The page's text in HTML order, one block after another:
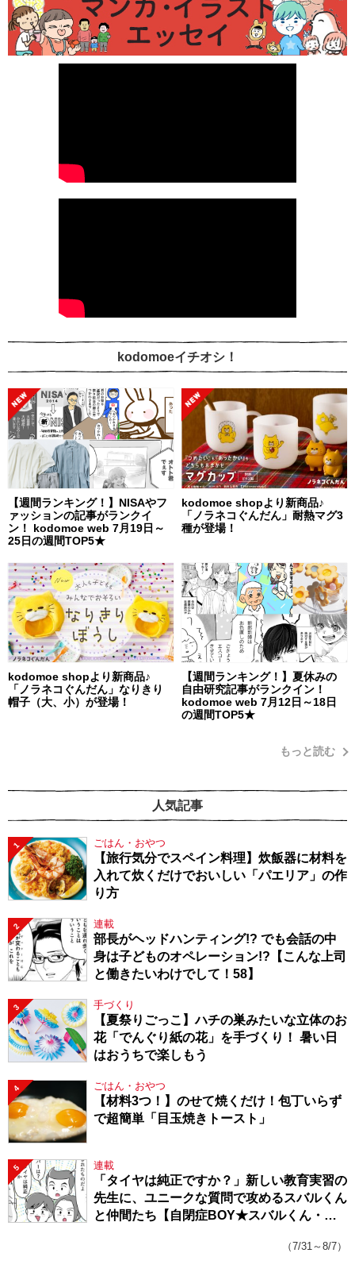
kodomoeイチオシ！
【週間ランキング！】NISAやフ
ァッションの記事がランクイ
ン！ kodomoe web 7月19日～
25日の週間TOP5★
kodomoe shopより新商品♪
「ノラネコぐんだん」耐熱マグ3
種が登場！
kodomoe shopより新商品♪
「ノラネコぐんだん」なりきり
帽子（大、小）が登場！
【週間ランキング！】夏休みの
自由研究記事がランクイン！
kodomoe web 7月12日～18日
の週間TOP5★
もっと読む
人気記事
1 ごはん・おやつ
【旅行気分でスペイン料理】炊飯器に材料を
入れて炊くだけでおいしい「パエリア」の作
り方
2 連載
部長がヘッドハンティング!? でも会話の中
身は子どものオペレーション!?【こんな上司
と働きたいわけでして！58】
3 手づくり
【夏祭りごっこ】ハチの巣みたいな立体のお
花「でんぐり紙の花」を手づくり！ 暑い日
はおうちで楽しもう
4 ごはん・おやつ
【材料3つ！】のせて焼くだけ！包丁いらず
で超簡単「目玉焼きトースト」
5 連載
「タイヤは純正ですか？」新しい教育実習の
先生に、ユニークな質問で攻めるスバルくん
と仲間たち【自閉症BOY★スバルくん・
（7/31～8/7）